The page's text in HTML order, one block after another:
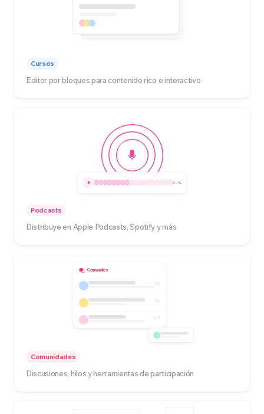
Cursos
Editor por bloques para contenido rico e interactivo
3:42
Podcasts
Distribuye en Apple Podcasts, Spotify y más
Communities
5
3
8
Comunidades
Discusiones, hilos y herramientas de participación